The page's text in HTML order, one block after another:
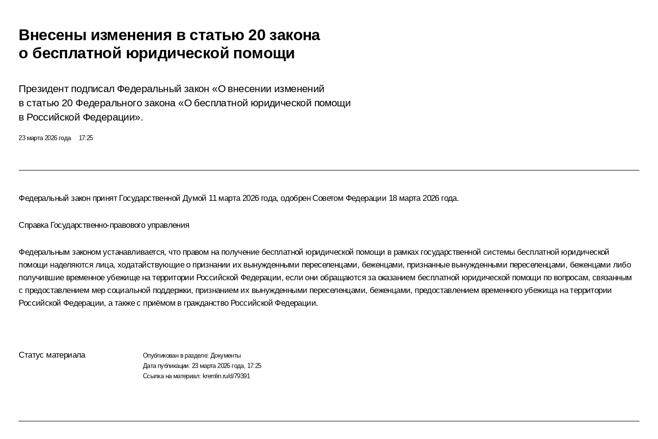
Внесены изменения в статью 20 закона
о бесплатной юридической помощи
Президент подписал Федеральный закон «О внесении изменений
в статью 20 Федерального закона «О бесплатной юридической помощи
в Российской Федерации».
23 марта 2026 года 17:25
Федеральный закон принят Государственной Думой 11 марта 2026 года, одобрен Советом Федерации 18 марта 2026 года.
Справка Государственно-правового управления
Федеральным законом устанавливается, что правом на получение бесплатной юридической помощи в рамках государственной системы бесплатной юридической
помощи наделяются лица, ходатайствующие о признании их вынужденными переселенцами, беженцами, признанные вынужденными переселенцами, беженцами либо
получившие временное убежище на территории Российской Федерации, если они обращаются за оказанием бесплатной юридической помощи по вопросам, связанным
с предоставлением мер социальной поддержки, признанием их вынужденными переселенцами, беженцами, предоставлением временного убежища на территории
Российской Федерации, а также с приёмом в гражданство Российской Федерации.
Статус материала Опубликован в разделе: Документы
Дата публикации: 23 марта 2026 года, 17:25
Ссылка на материал: kremlin.ru/d/79391